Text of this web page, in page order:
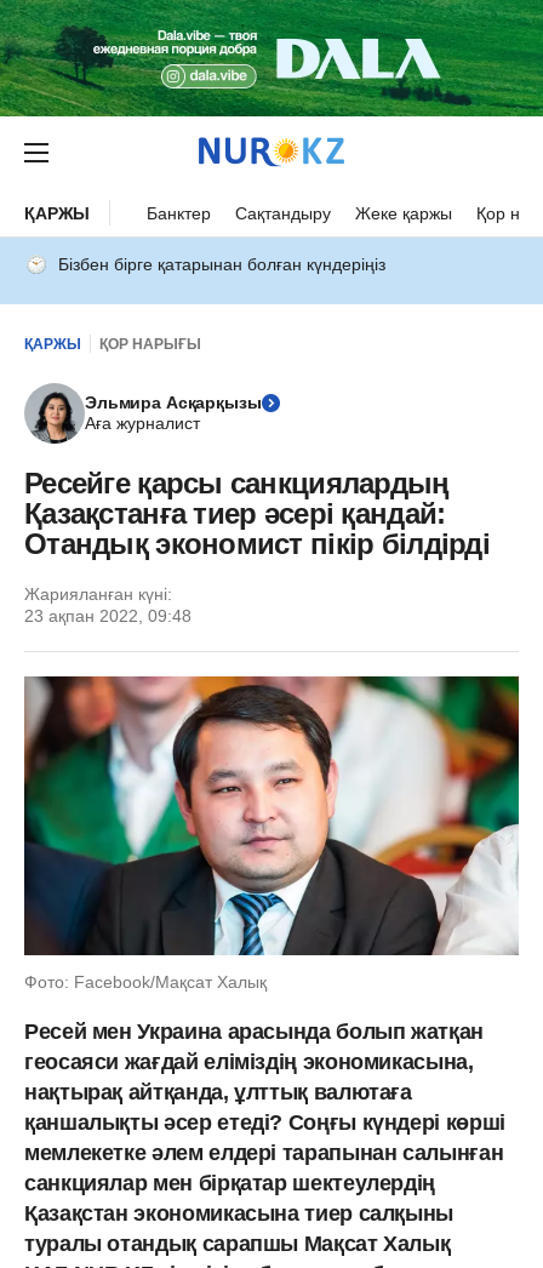
ҚАРЖЫ Банктер Сақтандыру Жеке қаржы Қор
Бізбен бірге қатарынан болған күндеріңіз
ҚАРЖЫ ҚОР НАРЫҒЫ
Эльмира Асқарқызы
Аға журналист
Ресейге қарсы санкциялардың
Қазақстанға тиер әсері қандай:
Отандық экономист пікір білдірді
Жарияланған күні:
23 ақпан 2022, 09:48
Фото: Facebook/Мақсат Халық
Ресей мен Украина арасында болып жатқан
геосаяси жағдай еліміздің экономикасына,
нақтырақ айтқанда, ұлттық валютаға
қаншалықты әсер етеді? Соңғы күндері көрші
мемлекетке әлем елдері тарапынан салынған
санкциялар мен бірқатар шектеулердің
Қазақстан экономикасына тиер салқыны
туралы отандық сарапшы Мақсат Халық